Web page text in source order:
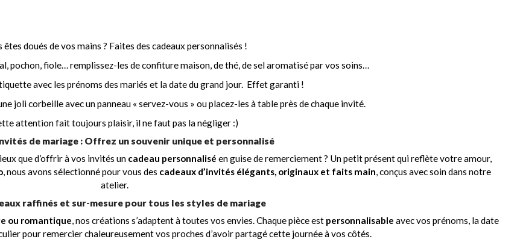
êtes doués de vos mains ? Faites des cadeaux personnalisés !
pochon, fiole… remplissez-les de confiture maison, de thé, de sel aromatisé par vos soins…
avec les prénoms des mariés et la date du grand jour. Effet garanti !
joli corbeille avec un panneau « servez-vous » ou placez-les à table près de chaque invité.
attention fait toujours plaisir, il ne faut pas la négliger :)
de mariage : Offrez un souvenir unique et personnalisé
que d’offrir à vos invités un cadeau personnalisé en guise de remerciement ? Un petit présent qui reflète votre amour,
, nous avons sélectionné pour vous des cadeaux d’invités élégants, originaux et faits main, conçus avec soin dans notre
atelier.
raffinés et sur-mesure pour tous les styles de mariage
ou romantique, nos créations s’adaptent à toutes vos envies. Chaque pièce est personnalisable avec vos prénoms, la date
pour remercier chaleureusement vos proches d’avoir partagé cette journée à vos côtés.